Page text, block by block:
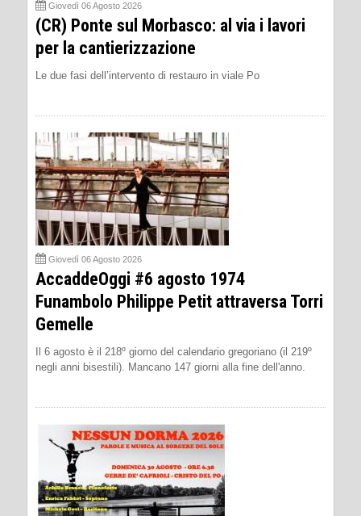
Giovedì 06 Agosto 2026
(CR) Ponte sul Morbasco: al via i lavori
per la cantierizzazione
Le due fasi dell’intervento di restauro in viale Po
Giovedì 06 Agosto 2026
AccaddeOggi #6 agosto 1974
Funambolo Philippe Petit attraversa Torri
Gemelle
Il 6 agosto è il 218º giorno del calendario gregoriano (il 219º
negli anni bisestili). Mancano 147 giorni alla fine dell'anno.